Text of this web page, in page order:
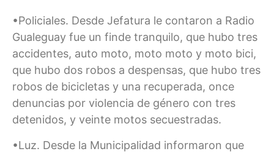
•Policiales. Desde Jefatura le contaron a Radio
Gualeguay fue un finde tranquilo, que hubo tres
accidentes, auto moto, moto moto y moto bici,
que hubo dos robos a despensas, que hubo tres
robos de bicicletas y una recuperada, once
denuncias por violencia de género con tres
detenidos, y veinte motos secuestradas.
•Luz. Desde la Municipalidad informaron que